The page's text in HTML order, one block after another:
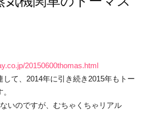
20150600thomas.html
して、2014年に引き続き2015年もトー
いのですが、むちゃくちゃリアル